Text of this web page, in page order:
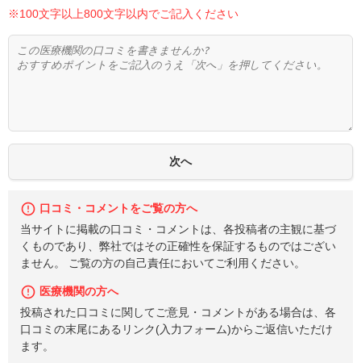
※100文字以上800文字以内でご記入ください
口コミ・コメントをご覧の方へ
当サイトに掲載の口コミ・コメントは、各投稿者の主観に基づ
くものであり、弊社ではその正確性を保証するものではござい
ません。 ご覧の方の自己責任においてご利用ください。
医療機関の方へ
投稿された口コミに関してご意見・コメントがある場合は、各
口コミの末尾にあるリンク(入力フォーム)からご返信いただけ
ます。